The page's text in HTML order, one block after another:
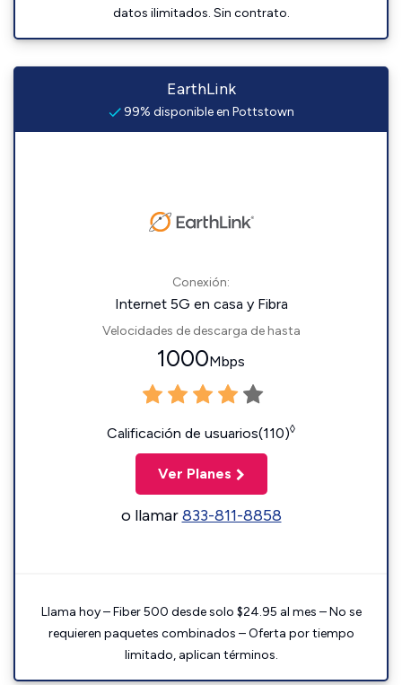
datos ilimitados. Sin contrato.
EarthLink
99% disponible en Pottstown
Conexión:
Internet 5G en casa y Fibra
Velocidades de descarga de hasta
1000Mbps
Calificación de usuarios(110)◊
Ver Planes
o llamar833-811-8858
Llama hoy – Fiber 500 desde solo $24.95 al mes – No se
requieren paquetes combinados – Oferta por tiempo
limitado, aplican términos.